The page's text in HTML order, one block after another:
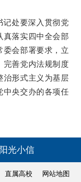
记处要深入贯彻党
真落实四中全会部
委会部署要求，立
完善党内法规制度
治形式主义为基层
中央交办的各项任
阳光小信
直属高校 网站地图